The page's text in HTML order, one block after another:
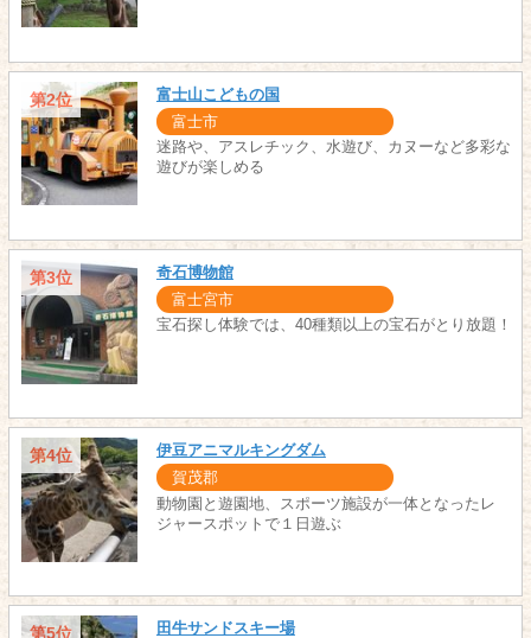
第2位 富士山こどもの国
富士市
迷路や、アスレチック、水遊び、カヌーなど多彩な
遊びが楽しめる
第3位 奇石博物館
富士宮市
宝石探し体験では、40種類以上の宝石がとり放題！
第4位 伊豆アニマルキングダム
賀茂郡
動物園と遊園地、スポーツ施設が一体となったレ
ジャースポットで１日遊ぶ
第5位 田牛サンドスキー場